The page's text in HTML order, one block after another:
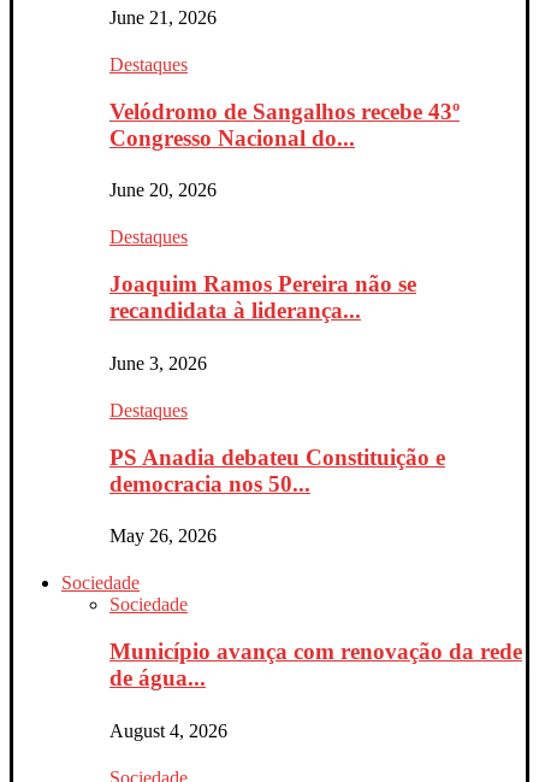
June 21, 2026
Destaques
Velódromo de Sangalhos recebe 43º
Congresso Nacional do...
June 20, 2026
Destaques
Joaquim Ramos Pereira não se
recandidata à liderança...
June 3, 2026
Destaques
PS Anadia debateu Constituição e
democracia nos 50...
May 26, 2026
Sociedade
Sociedade
Município avança com renovação da rede
de água...
August 4, 2026
Sociedade